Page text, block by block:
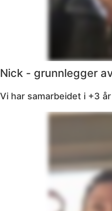
Nick - grunnlegger
Vi har samarbeidet i +3 år